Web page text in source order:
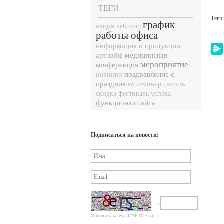
ТЕГИ
акция вебинар график
работы офиса
информация о продукции
артлайф медицинская
конференция мероприятие
новинки поздравление с
праздником семинар скачать
скидка фестиваль успеха
функционал сайта
Подписаться на новости:
→
Обновить капчу (CAPTCHA)
Теги: